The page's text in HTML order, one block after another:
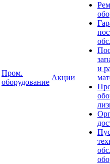
Пром.
оборудование
Акции
и